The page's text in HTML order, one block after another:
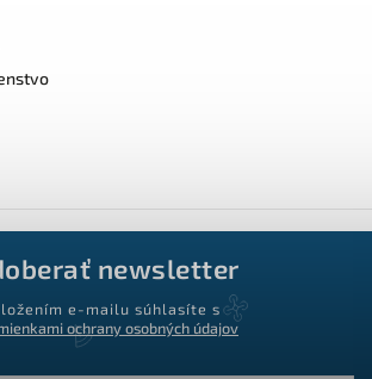
newsletter
e-mailu súhlasíte s
ochrany osobných údajov